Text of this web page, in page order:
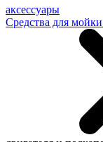
аксессуары
Средства для мойки